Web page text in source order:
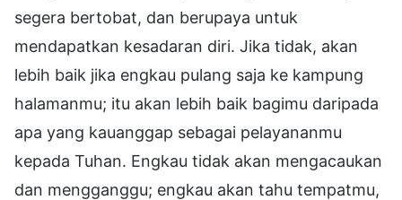
segera bertobat, dan berupaya untuk
mendapatkan kesadaran diri. Jika tidak, akan
lebih baik jika engkau pulang saja ke kampung
halamanmu; itu akan lebih baik bagimu daripada
apa yang kauanggap sebagai pelayananmu
kepada Tuhan. Engkau tidak akan mengacaukan
dan mengganggu; engkau akan tahu tempatmu,